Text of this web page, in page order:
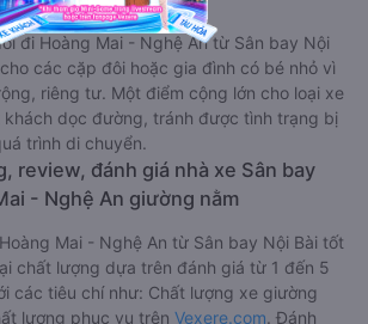
đi Hoàng Mai - Nghệ An từ Sân bay Nội
các cặp đôi hoặc gia đình có bé nhỏ vì
riêng tư. Một điểm cộng lớn cho loại xe
khách dọc đường, tránh được tình trạng bị
trình di chuyển.
review, đánh giá nhà xe Sân bay
- Nghệ An giường nằm
Mai - Nghệ An từ Sân bay Nội Bài tốt
chất lượng dựa trên đánh giá từ 1 đến 5
các tiêu chí như: Chất lượng xe giường
lượng phục vụ trên Vexere.com. Đánh